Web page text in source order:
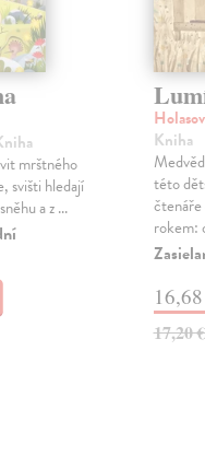
mrštného
svišti hledají
a z ...
Kniha
této
rokem:
17,20 €